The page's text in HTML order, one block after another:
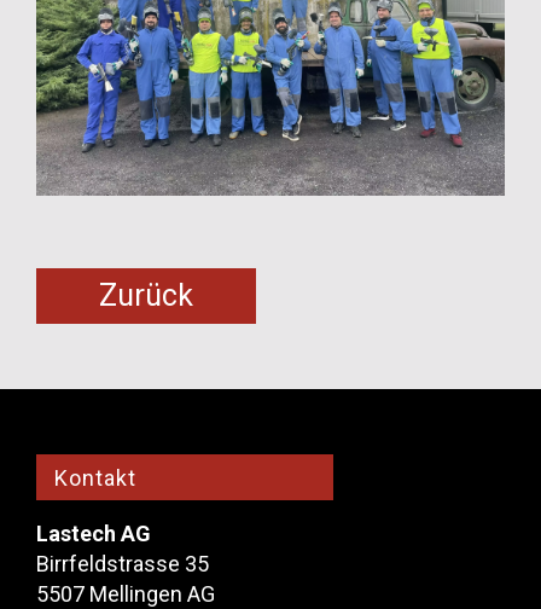
Zurück
Kontakt
Lastech AG
Birrfeldstrasse 35
5507 Mellingen AG